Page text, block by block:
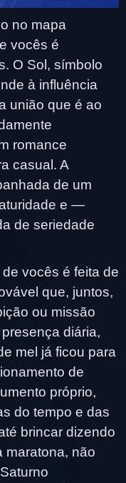
no mapa
vocês é
O Sol, símbolo
à influência
união que é ao
romance
casual. A
de um
e —
de seriedade
vocês é feita de
que, juntos,
ou missão
diária,
mel já ficou para
de
próprio,
do tempo e das
brincar dizendo
maratona, não